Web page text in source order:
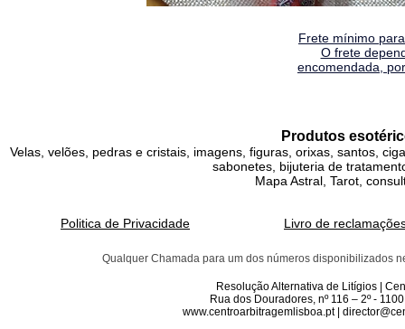
Frete mínimo
O frete
encomendada,
Produtos
Velas, velões, pedras e cristais, imagens, figuras, orixas, santos,
sabonetes, bijuteria de
Mapa Astral, Tarot,
Politica de Privacidade Livro de
Qualquer Chamada para um dos números disponibilizados
Resolução Alternativa de Litígios |
Rua dos Douradores, nº 116 – 2º -
www.centroarbitragemlisboa.pt |